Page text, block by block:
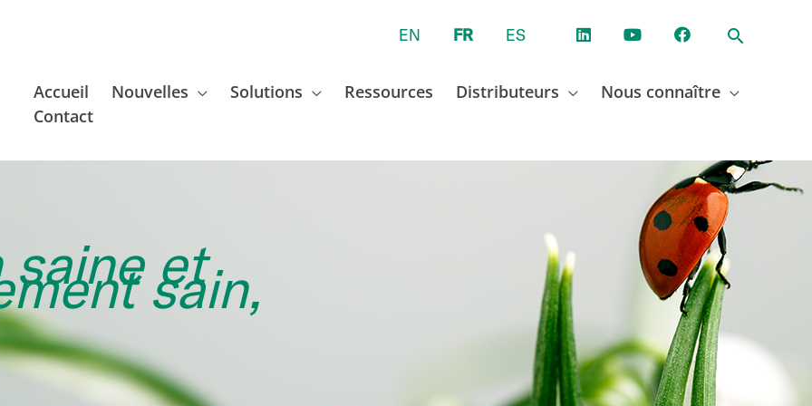
EN FR ES
Accueil Nouvelles Solutions Ressources Distributeurs
Nous connaître
Contact
et
sain,